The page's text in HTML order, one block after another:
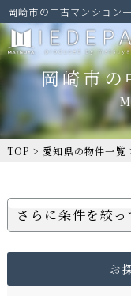
岡崎市の中古マンション
TOP > 愛知県の物件一覧
岡崎市
さらに条件を絞っ
お